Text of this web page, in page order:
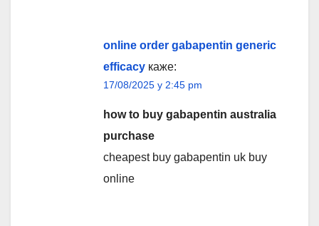
online order gabapentin generic
efficacy каже:
17/08/2025 у 2:45 pm
how to buy gabapentin australia
purchase
cheapest buy gabapentin uk buy
online